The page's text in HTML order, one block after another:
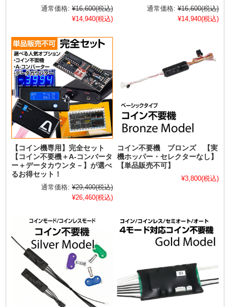
通常価格: ¥16,600(税込)
¥14,940(税込)
通常価格: ¥16,600(税込)
¥14,940(税込)
【コイン機専用】完全セット
【コイン不要機＋A-コンバータ
ー＋データカウンタ－】が選べ
るお得セット！
通常価格: ¥29,400(税込)
¥26,460(税込)
コイン不要機 ブロンズ 【実
機ホッパー・セレクターなし】
【単品販売不可】
¥3,800(税込)